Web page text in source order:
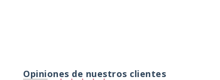
Opiniones de nuestros clientes